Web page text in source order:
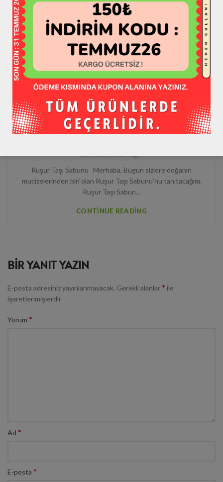
GENEL
Ruşur Taşı Sabunu Faydaları Nelerdir?
Etkileri ve Kullanımı
Hataybook
Ruşur Taşı Sabunu Merhaba, Bugün sizlere doğanın
mucizelerinden biri olan Ruşur Taşı Sabunu'nu tanıtacağım.
Ruşur Taşı Sabun...
CONTINUE READING
BIR YANIT YAZIN
E-posta adresiniz yayınlanmayacak. Gerekli alanlar * ile
işaretlenmişlerdir
Yorum *
Ad *
E-posta *